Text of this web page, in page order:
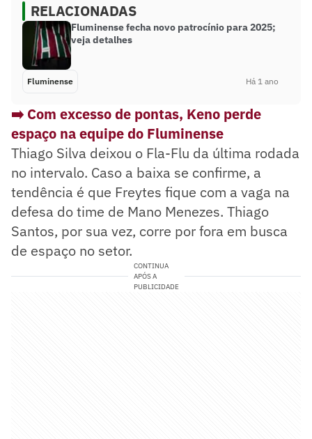
RELACIONADAS
Fluminense fecha novo patrocínio para 2025;
veja detalhes
Fluminense Há 1 ano
➡️ Com excesso de pontas, Keno perde
espaço na equipe do Fluminense
Thiago Silva deixou o Fla-Flu da última rodada
no intervalo. Caso a baixa se confirme, a
tendência é que Freytes fique com a vaga na
defesa do time de Mano Menezes. Thiago
Santos, por sua vez, corre por fora em busca
de espaço no setor.
CONTINUA
APÓS A
PUBLICIDADE